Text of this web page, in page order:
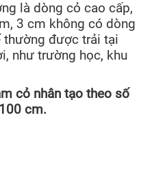
là dòng cỏ cao cấp,
3 cm không có dòng
thường được trải tại
như trường học, khu
cỏ nhân tạo theo số
cm.